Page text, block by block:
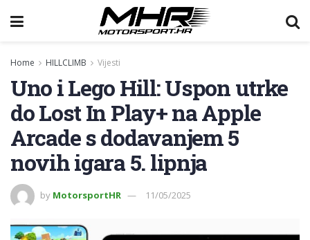
Home HILLCLIMB Vijesti
Uno i Lego Hill: Uspon utrke
do Lost In Play+ na Apple
Arcade s dodavanjem 5
novih igara 5. lipnja
by MotorsportHR 11/05/2025